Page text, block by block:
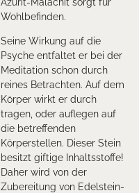
Wohlbefinden.
Seine Wirkung auf die
Psyche entfaltet er bei der
Meditation schon durch
reines Betrachten. Auf dem
Körper wirkt er durch
tragen, oder auflegen auf
die betreffenden
Körperstellen. Dieser Stein
besitzt giftige Inhaltsstoffe!
Daher wird von der
Zubereitung von Edelstein-